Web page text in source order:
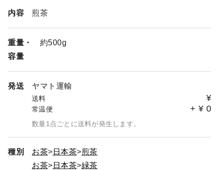
内容 煎茶
重量・
容量
約500g
発送 ヤマト運輸
送料 ¥
常温便 + ¥ 0
数量1点ごとに送料が発生します。
種別 お茶 日本茶 煎茶
お茶
日本茶 緑茶